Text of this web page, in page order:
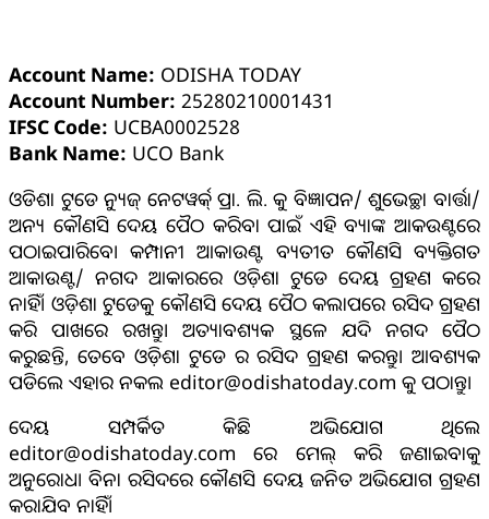
Account Name: ODISHA TODAY
Account Number: 25280210001431
IFSC Code: UCBA0002528
Bank Name: UCO Bank
ଓଡିଶା ଟୁଡେ ନ୍ୟୁଜ୍ ନେଟୱର୍କ୍ ପ୍ରା. ଲି. କୁ ବିଜ୍ଞାପନ/ ଶୁଭେଚ୍ଛା ବାର୍ତ୍ତା/
ଅନ୍ୟ କୌଣସି ଦେୟ ପୈଠ କରିବା ପାଇଁ ଏହି ବ୍ୟାଙ୍କ ଆକଉଣ୍ଟରେ
ପଠାଇପାରିବେ। କମ୍ପାନୀ ଆକାଉଣ୍ଟ ବ୍ୟତୀତ କୌଣସି ବ୍ୟକ୍ତିଗତ
ଆକାଉଣ୍ଟ/ ନଗଦ ଆକାରରେ ଓଡ଼ିଶା ଟୁଡେ ଦେୟ ଗ୍ରହଣ କରେ
ନାହିଁ। ଓଡ଼ିଶା ଟୁଡେକୁ କୌଣସି ଦେୟ ପୈଠ କଲାପରେ ରସିଦ ଗ୍ରହଣ
କରି ପାଖରେ ରଖନ୍ତୁ। ଅତ୍ୟାବଶ୍ୟକ ସ୍ଥଳେ ଯଦି ନଗଦ ପୈଠ
କରୁଛନ୍ତି, ତେବେ ଓଡ଼ିଶା ଟୁଡେ ର ରସିଦ ଗ୍ରହଣ କରନ୍ତୁ। ଆବଶ୍ୟକ
ପଡିଲେ ଏହାର ନକଲ editor@odishatoday.com କୁ ପଠାନ୍ତୁ।
ଦେୟ ସମ୍ପର୍କିତ କିଛି ଅଭିଯୋଗ ଥିଲେ
editor@odishatoday.com ରେ ମେଲ୍ କରି ଜଣାଇବାକୁ
ଅନୁରୋଧ। ବିନା ରସିଦରେ କୌଣସି ଦେୟ ଜନିତ ଅଭିଯୋଗ ଗ୍ରହଣ
କରାଯିବ ନାହିଁ।